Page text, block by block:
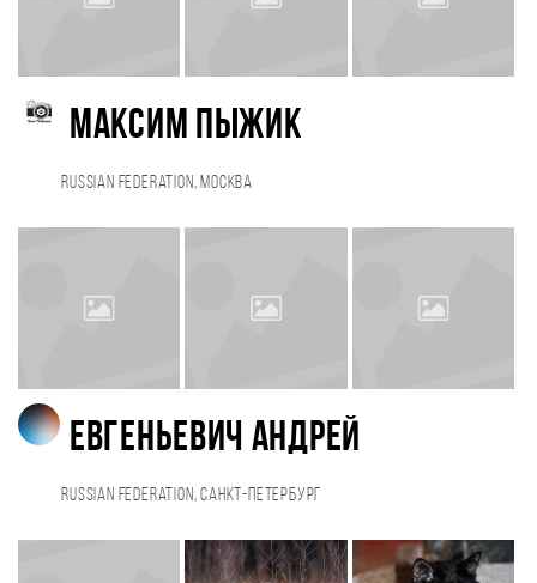
Максим Пыжик
Russian Federation, Москва
Евгеньевич Андрей
Russian Federation, Санкт-Петербург